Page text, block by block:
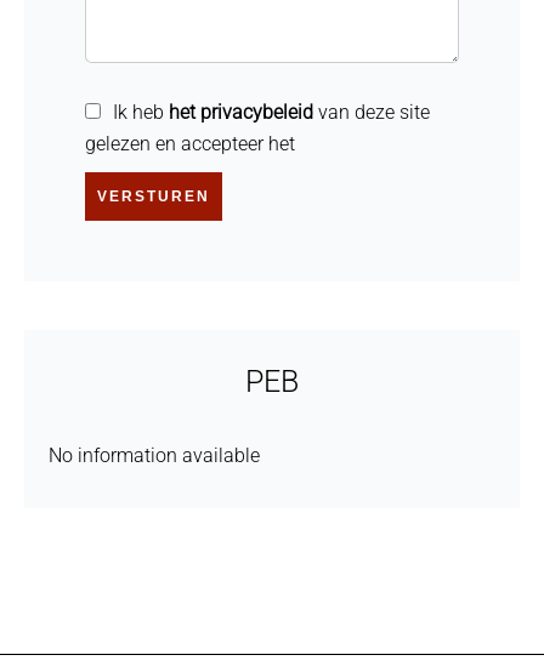
Ik heb het privacybeleid van deze site
gelezen en accepteer het
VERSTUREN
PEB
No information available